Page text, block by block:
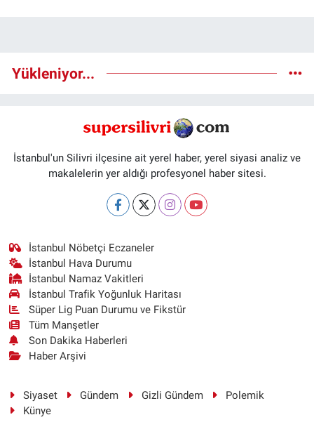
Yükleniyor...
İstanbul'un Silivri ilçesine ait yerel haber, yerel siyasi analiz ve
makalelerin yer aldığı profesyonel haber sitesi.
İstanbul Nöbetçi Eczaneler
İstanbul Hava Durumu
İstanbul Namaz Vakitleri
İstanbul Trafik Yoğunluk Haritası
Süper Lig Puan Durumu ve Fikstür
Tüm Manşetler
Son Dakika Haberleri
Haber Arşivi
Siyaset Gündem Gizli Gündem
Polemik
Künye